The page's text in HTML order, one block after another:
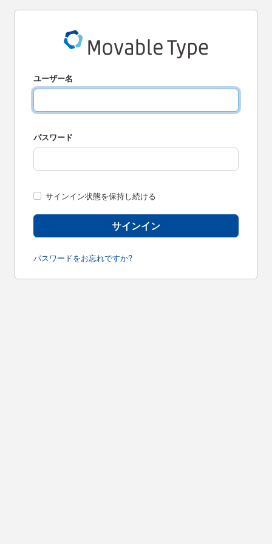
ユーザー名
パスワード
サインイン状態を保持し続ける
パスワードをお忘れですか?
サインイン